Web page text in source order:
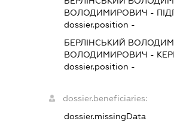
ВОЛОДИМИРОВИЧ -
dossier.position -
БЕРЛІНСЬКИЙ
ВОЛОДИМИРОВИЧ -
dossier.position -
dossier.beneficiaries:
dossier.missingData